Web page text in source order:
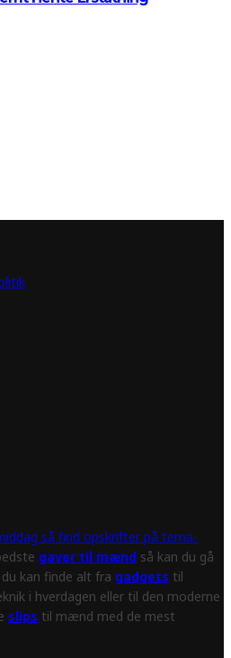
så find opskrifter på tema-
gaver til mænd så kan du gå
kan finde alt fra gadgets til
i hverdagen eller til den moderne
slips til mænd med de mest